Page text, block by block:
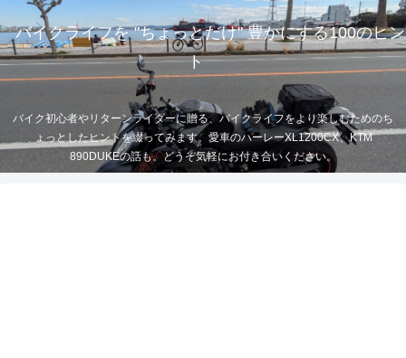
バイクライフを "ちょっとだけ" 豊かにする100のヒン
ト
バイク初心者やリターンライダーに贈る、バイクライフをより楽しむためのち
ょっとしたヒントを綴ってみます。愛車のハーレーXL1200CX、KTM
890DUKEの話も。どうぞ気軽にお付き合いください。